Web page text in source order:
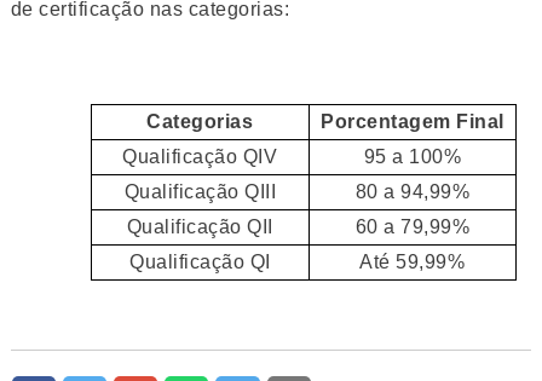
de certificação nas categorias:
Categorias
Porcentagem Final
Qualificação QIV
95 a 100%
Qualificação QIII
80 a 94,99%
Qualificação QII
60 a 79,99%
Qualificação QI
Até 59,99%